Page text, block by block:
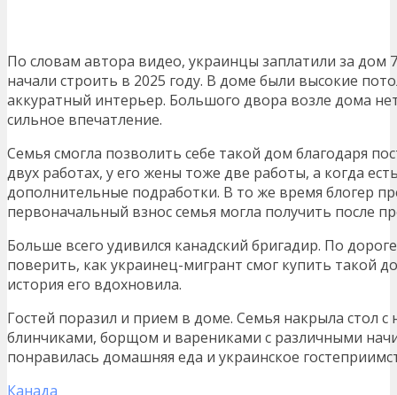
По словам автора видео, украинцы заплатили за дом
начали строить в 2025 году. В доме были высокие
аккуратный интерьер. Большого двора возле дома
сильное впечатление.
Семья смогла позволить себе такой дом благодаря
двух работах, у его жены тоже две работы, а когда
дополнительные подработки. В то же время блогер
первоначальный взнос семья могла получить после
Больше всего удивился канадский бригадир. По
поверить, как украинец-мигрант смог купить такой
история его вдохновила.
Гостей поразил и прием в доме. Семья накрыла стол
блинчиками, борщом и варениками с различными
понравилась домашняя еда и украинское
Канада